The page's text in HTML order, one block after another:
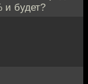
и будет?